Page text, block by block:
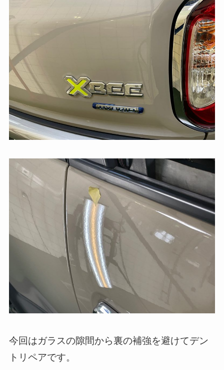
今回はガラスの隙間から裏の補強を避けてデン
トリペアです。